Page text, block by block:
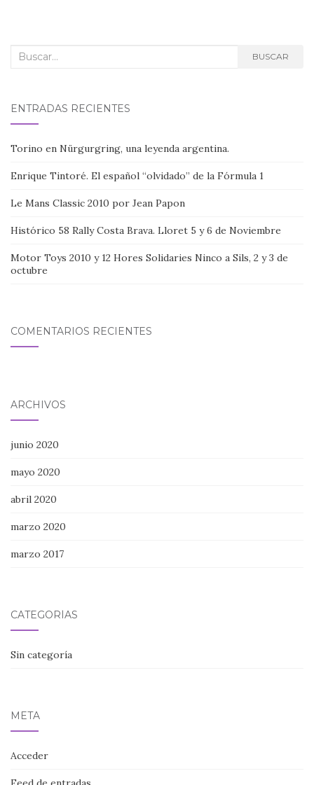
Buscar: BUSCAR
ENTRADAS RECIENTES
Torino en Nürgurgring, una leyenda argentina.
Enrique Tintoré. El español “olvidado” de la Fórmula 1
Le Mans Classic 2010 por Jean Papon
Histórico 58 Rally Costa Brava. Lloret 5 y 6 de Noviembre
Motor Toys 2010 y 12 Hores Solidaries Ninco a Sils, 2 y 3 de
octubre
COMENTARIOS RECIENTES
ARCHIVOS
junio 2020
mayo 2020
abril 2020
marzo 2020
marzo 2017
CATEGORÍAS
Sin categoría
META
Acceder